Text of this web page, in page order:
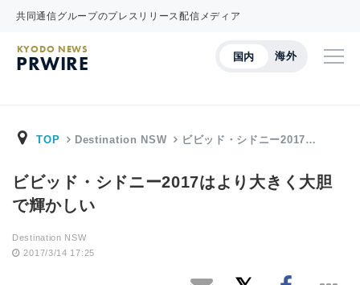
共同通信グループのプレスリリース配信メディア
国内 海外
KYODO NEWS
PRWIRE
TOP Destination NSW ビビッド・シドニー2017…
ビビッド・シドニー2017はより大きく大胆
で輝かしい
Destination NSW
2017/3/14 17:25